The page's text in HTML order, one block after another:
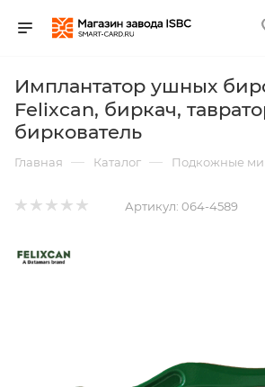
Имплантатор ушных
Felixcan, биркач,
биркователь
Главная — Каталог — Подкожные
Артикул: 064-4589